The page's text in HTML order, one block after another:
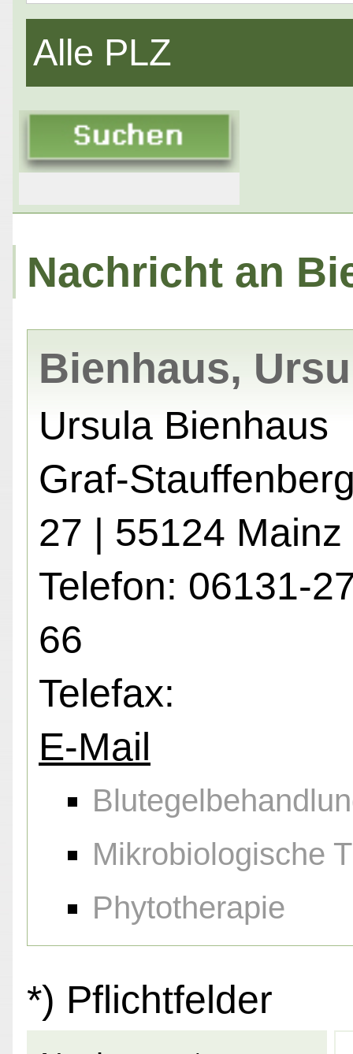
Alle PLZ
Nachricht an
Bienhaus,
Ursula Bienhaus
Graf-
27 | 55124 Mainz
Telefon: 06131-
66
Telefax:
E-Mail
Mikrobiologische
Phytotherapie
*) Pflichtfelder